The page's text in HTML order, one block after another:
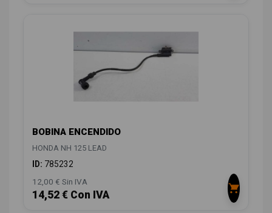
BOBINA ENCENDIDO
HONDA NH 125 LEAD
ID: 785232
12,00 € Sin IVA
14,52 € Con IVA